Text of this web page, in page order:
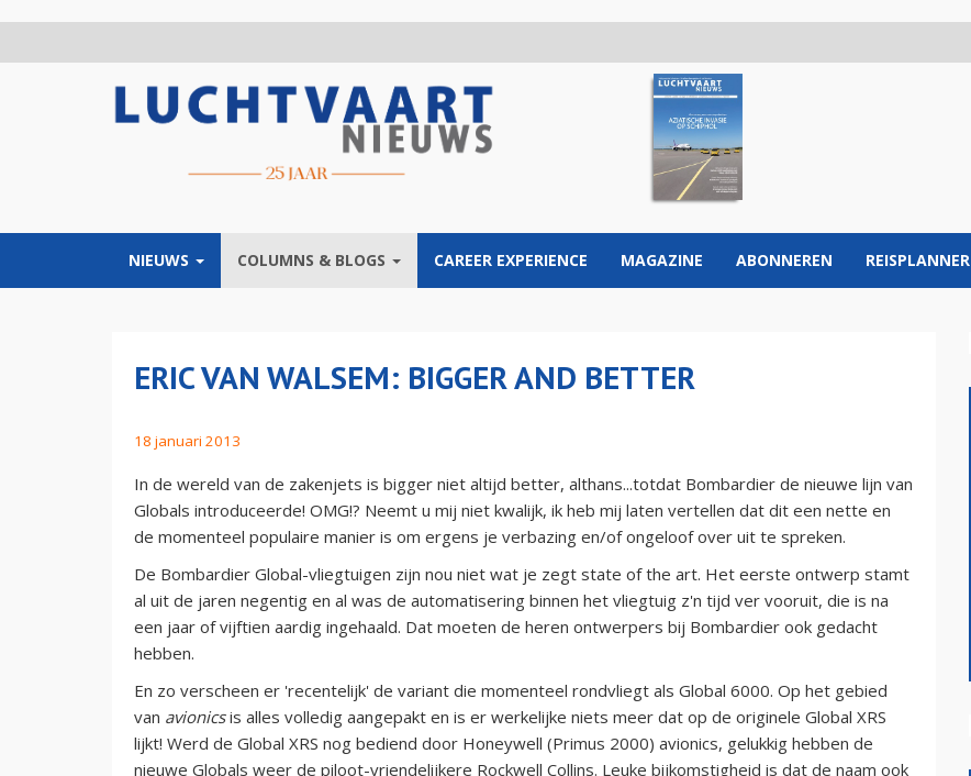
NIEUWS COLUMNS & BLOGS CAREER EXPERIENCE MAGAZINE ABONNEREN REISPLANNER
ERIC VAN WALSEM: BIGGER AND BETTER
18 januari 2013
In de wereld van de zakenjets is bigger niet altijd better, althans...totdat Bombardier de nieuwe lijn van
Globals introduceerde! OMG!? Neemt u mij niet kwalijk, ik heb mij laten vertellen dat dit een nette en
de momenteel populaire manier is om ergens je verbazing en/of ongeloof over uit te spreken.
De Bombardier Global-vliegtuigen zijn nou niet wat je zegt state of the art. Het eerste ontwerp stamt
al uit de jaren negentig en al was de automatisering binnen het vliegtuig z'n tijd ver vooruit, die is na
een jaar of vijftien aardig ingehaald. Dat moeten de heren ontwerpers bij Bombardier ook gedacht
hebben.
En zo verscheen er 'recentelijk' de variant die momenteel rondvliegt als Global 6000. Op het gebied
van avionicsis alles volledig aangepakt en is er werkelijke niets meer dat op de originele Global XRS
lijkt! Werd de Global XRS nog bediend door Honeywell (Primus 2000) avionics, gelukkig hebben de
nieuwe Globals weer de piloot-vriendelijkere Rockwell Collins. Leuke bijkomstigheid is dat de naam ook